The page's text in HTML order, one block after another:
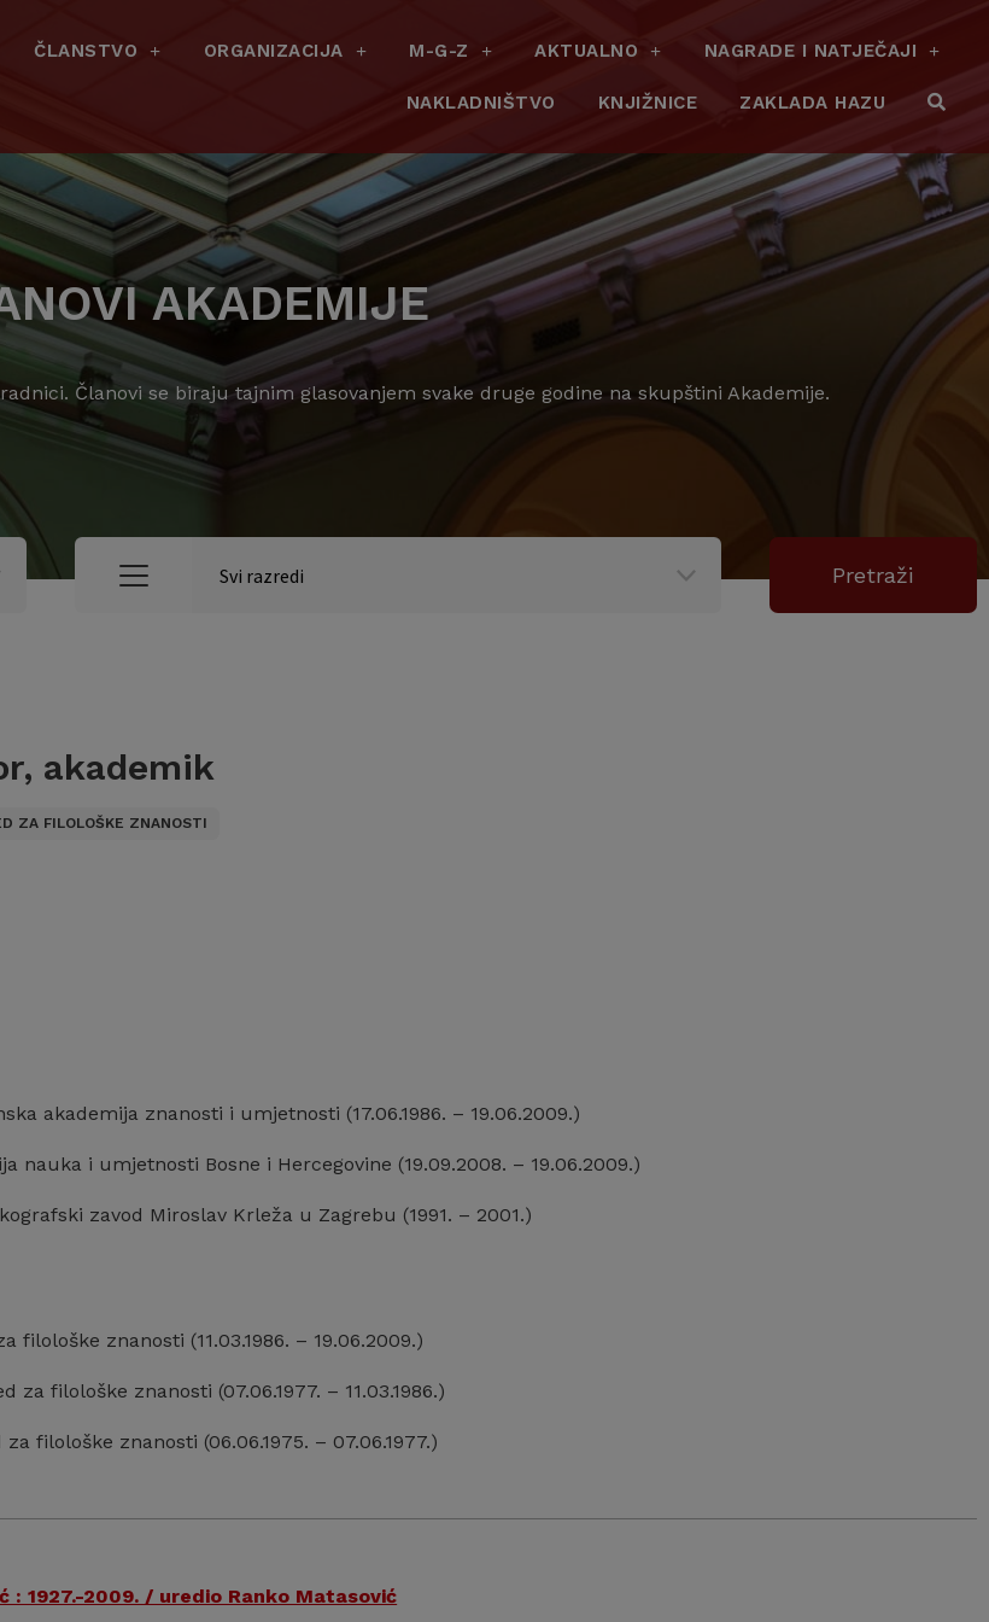
ČLANSTVO ORGANIZACIJA M-G-Z AKTUALNO NAGRADE I NATJEČAJI
NAKLADNIŠTVO KNJIŽNICE ZAKLADA HAZU
AKADEMIJE
Članovi se biraju tajnim glasovanjem svake druge godine na skupštini Akademije.
akademik
ZA FILOLOŠKE ZNANOSTI
akademija znanosti i umjetnosti (17.06.1986. – 19.06.2009.)
nauka i umjetnosti Bosne i Hercegovine (19.09.2008. – 19.06.2009.)
zavod Miroslav Krleža u Zagrebu (1991. – 2001.)
filološke znanosti (11.03.1986. – 19.06.2009.)
za filološke znanosti (07.06.1977. – 11.03.1986.)
filološke znanosti (06.06.1975. – 07.06.1977.)
: 1927.-2009. / uredio Ranko Matasović